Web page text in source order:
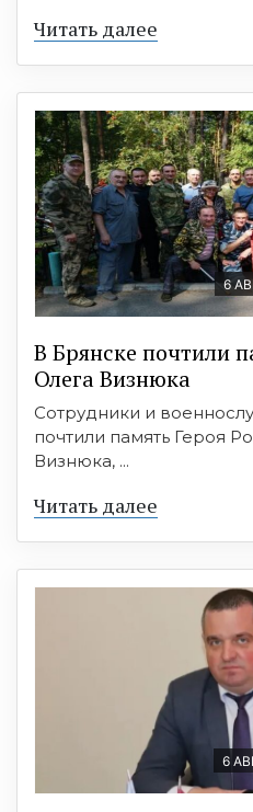
Читать далее
6
В Брянске почтили
Олега Визнюка
Сотрудники и
почтили память Героя
Визнюка, ...
Читать далее
6